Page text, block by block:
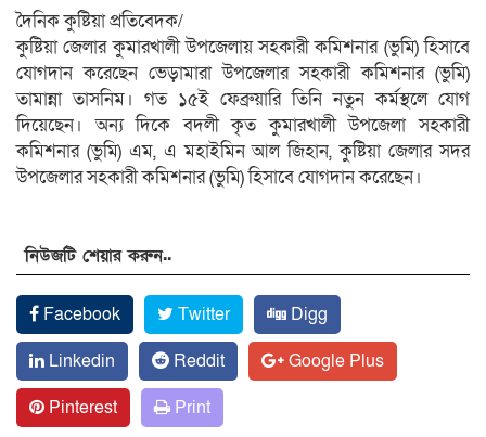
দৈনিক কুষ্টিয়া প্রতিবেদক/
কুষ্টিয়া জেলার কুমারখালী উপজেলায় সহকারী কমিশনার (ভুমি) হিসাবে
যোগদান করেছেন ভেড়ামারা উপজেলার সহকারী কমিশনার (ভুমি)
তামান্না তাসনিম। গত ১৫ই ফেব্রুয়ারি তিনি নতুন কর্মস্থলে যোগ
দিয়েছেন। অন্য দিকে বদলী কৃত কুমারখালী উপজেলা সহকারী
কমিশনার (ভুমি) এম, এ মহাইমিন আল জিহান, কুষ্টিয়া জেলার সদর
উপজেলার সহকারী কমিশনার (ভুমি) হিসাবে যোগদান করেছেন।
নিউজটি শেয়ার করুন..
Facebook Twitter
Digg
Linkedin
Reddit
Google Plus
Pinterest
Print